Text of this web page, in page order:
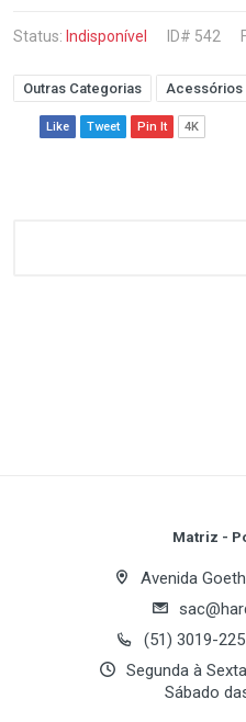
Status: Indisponível ID# 542
Outras Categorias Acessórios
Like Tweet Pin It 4K
Your
Email Address
Matriz -
Avenida
(51) 3019-
Segunda à
Sábado